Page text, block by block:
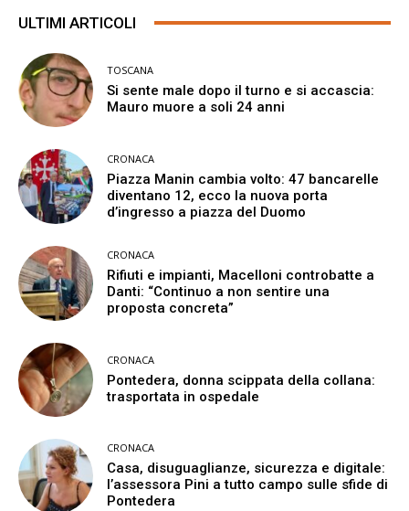
ULTIMI ARTICOLI
TOSCANA
Si sente male dopo il turno e si accascia:
Mauro muore a soli 24 anni
CRONACA
Piazza Manin cambia volto: 47 bancarelle
diventano 12, ecco la nuova porta
d’ingresso a piazza del Duomo
CRONACA
Rifiuti e impianti, Macelloni controbatte a
Danti: “Continuo a non sentire una
proposta concreta”
CRONACA
Pontedera, donna scippata della collana:
trasportata in ospedale
CRONACA
Casa, disuguaglianze, sicurezza e digitale:
l’assessora Pini a tutto campo sulle sfide di
Pontedera